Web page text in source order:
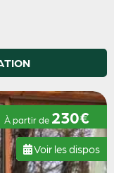
À partir de 230€
Voir les dispos